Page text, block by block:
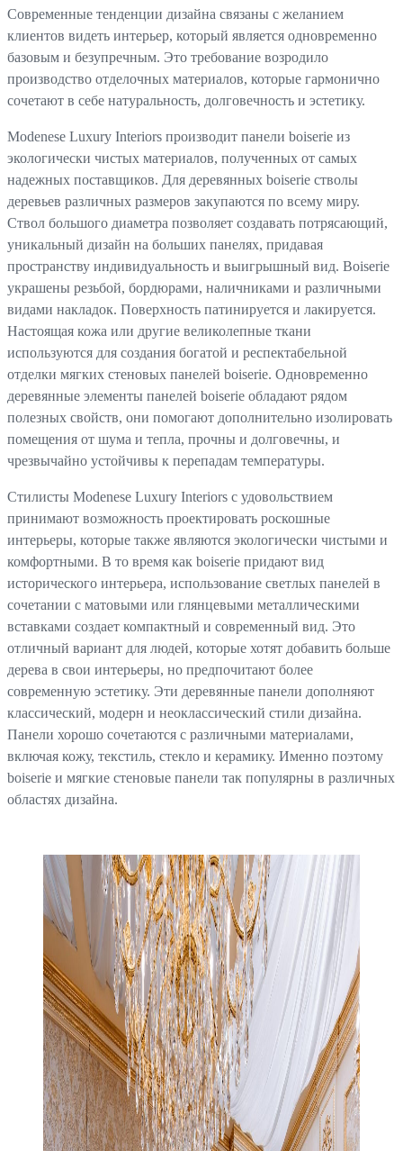
Современные тенденции дизайна связаны с желанием
клиентов видеть интерьер, который является одновременно
базовым и безупречным. Это требование возродило
производство отделочных материалов, которые гармонично
сочетают в себе натуральность, долговечность и эстетику.
Modenese Luxury Interiors производит панели boiserie из
экологически чистых материалов, полученных от самых
надежных поставщиков. Для деревянных boiserie стволы
деревьев различных размеров закупаются по всему миру.
Ствол большого диаметра позволяет создавать потрясающий,
уникальный дизайн на больших панелях, придавая
пространству индивидуальность и выигрышный вид. Boiserie
украшены резьбой, бордюрами, наличниками и различными
видами накладок. Поверхность патинируется и лакируется.
Настоящая кожа или другие великолепные ткани
используются для создания богатой и респектабельной
отделки мягких стеновых панелей boiserie. Одновременно
деревянные элементы панелей boiserie обладают рядом
полезных свойств, они помогают дополнительно изолировать
помещения от шума и тепла, прочны и долговечны, и
чрезвычайно устойчивы к перепадам температуры.
Стилисты Modenese Luxury Interiors с удовольствием
принимают возможность проектировать роскошные
интерьеры, которые также являются экологически чистыми и
комфортными. В то время как boiserie придают вид
исторического интерьера, использование светлых панелей в
сочетании с матовыми или глянцевыми металлическими
вставками создает компактный и современный вид. Это
отличный вариант для людей, которые хотят добавить больше
дерева в свои интерьеры, но предпочитают более
современную эстетику. Эти деревянные панели дополняют
классический, модерн и неоклассический стили дизайна.
Панели хорошо сочетаются с различными материалами,
включая кожу, текстиль, стекло и керамику. Именно поэтому
boiserie и мягкие стеновые панели так популярны в различных
областях дизайна.